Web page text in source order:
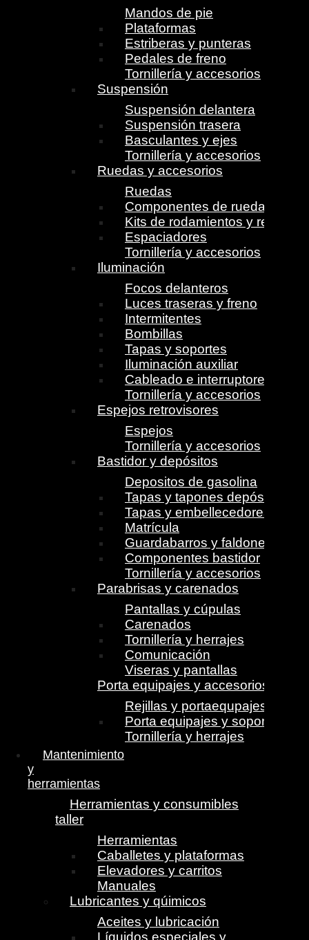
Mandos de pie
Plataformas
Estriberas y punteras
Pedales de freno
Tornillería y accesorios
Suspensión
Suspensión delantera
Suspensión trasera
Basculantes y ejes
Tornillería y accesorios
Ruedas y accesorios
Ruedas
Componentes de ruedas
Kits de rodamientos y retenes
Espaciadores
Tornillería y accesorios
Iluminación
Focos delanteros
Luces traseras y freno
Intermitentes
Bombillas
Tapas y soportes
Iluminación auxiliar
Cableado e interruptores
Tornillería y accesorios
Espejos retrovisores
Espejos
Tornillería y accesorios
Bastidor y depósitos
Depositos de gasolina
Tapas y tapones depósito
Tapas y embellecedores
Matrícula
Guardabarros y faldones
Componentes bastidor
Tornillería y accesorios
Parabrisas y carenados
Pantallas y cúpulas
Carenados
Tornillería y herrajes
Comunicación
Viseras y pantallas
Porta equipajes y accesorios
Rejillas y portaequpajes
Porta equipajes y soportes
Tornillería y herrajes
Mantenimiento
y
herramientas
Herramientas y consumibles
taller
Herramientas
Caballetes y plataformas
Elevadores y carritos
Manuales
Lubricantes y qúimicos
Aceites y lubricación
Líquidos especiales y